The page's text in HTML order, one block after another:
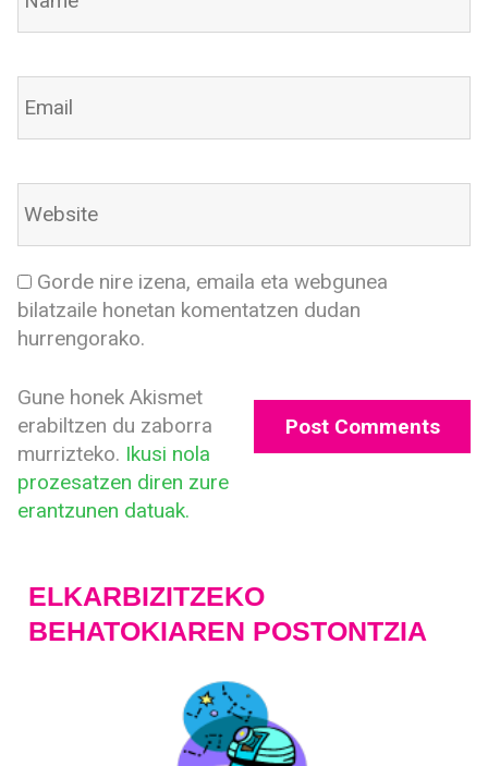
Gorde nire izena, emaila eta webgunea
bilatzaile honetan komentatzen dudan
hurrengorako.
Gune honek Akismet
erabiltzen du zaborra
murrizteko. Ikusi nola
prozesatzen diren zure
erantzunen datuak.
ELKARBIZITZEKO
BEHATOKIAREN POSTONTZIA